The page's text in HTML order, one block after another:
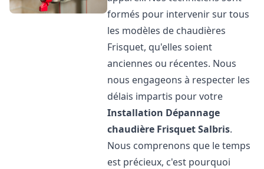
formés pour intervenir sur tous
les modèles de chaudières
Frisquet, qu'elles soient
anciennes ou récentes. Nous
nous engageons à respecter les
délais impartis pour votre
Installation Dépannage
chaudière FrisquetSalbris.
Nous comprenons que le temps
est précieux, c'est pourquoi